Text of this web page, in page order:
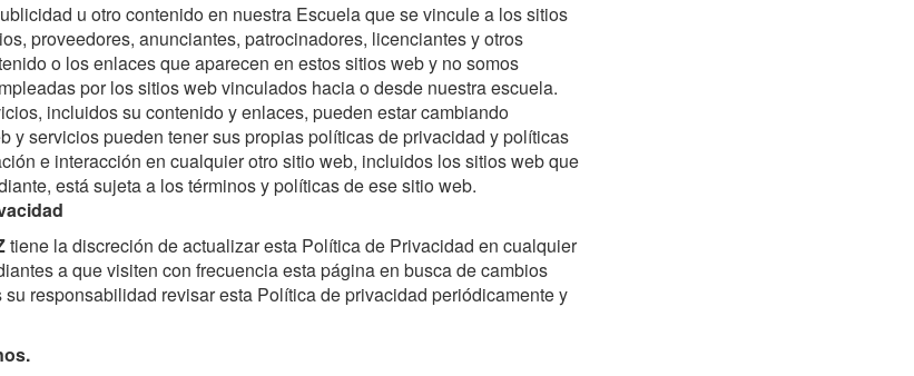
u otro contenido en nuestra Escuela que se vincule a los sitios
proveedores, anunciantes, patrocinadores, licenciantes y otros
o los enlaces que aparecen en estos sitios web y no somos
por los sitios web vinculados hacia o desde nuestra escuela.
incluidos su contenido y enlaces, pueden estar cambiando
y servicios pueden tener sus propias políticas de privacidad y políticas
e interacción en cualquier otro sitio web, incluidos los sitios web que
está sujeta a los términos y políticas de ese sitio web.
tiene la discreción de actualizar esta Política de Privacidad en cualquier
a que visiten con frecuencia esta página en busca de cambios
responsabilidad revisar esta Política de privacidad periódicamente y